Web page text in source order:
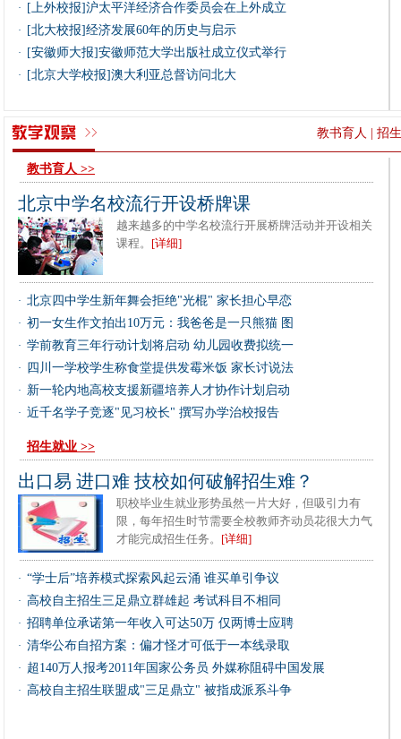
· [上外校报]沪太平洋经济合作委员会在上外成立
· [北大校报]经济发展60年的历史与启示
· [安徽师大报]安徽师范大学出版社成立仪式举行
· [北京大学校报]澳大利亚总督访问北大
教书育人 招
教书育人 >>
北京中学名校流行开设桥牌课
越来越多的中学名校流行开展桥牌活动并开设相关
课程。 [详细]
· 北京四中学生新年舞会拒绝"光棍" 家长担心早恋
· 初一女生作文拍出10万元：我爸爸是一只熊猫 图
· 学前教育三年行动计划将启动 幼儿园收费拟统一
· 四川一学校学生称食堂提供发霉米饭 家长讨说法
· 新一轮内地高校支援新疆培养人才协作计划启动
· 近千名学子竞逐"见习校长" 撰写办学治校报告
招生就业 >>
出口易 进口难 技校如何破解招生难？
职校毕业生就业形势虽然一片大好，但吸引力有
限，每年招生时节需要全校教师齐动员花很大力气
才能完成招生任务。 [详细]
· “学士后”培养模式探索风起云涌 谁买单引争议
· 高校自主招生三足鼎立群雄起 考试科目不相同
· 招聘单位承诺第一年收入可达50万 仅两博士应聘
· 清华公布自招方案：偏才怪才可低于一本线录取
· 超140万人报考2011年国家公务员 外媒称阻碍中国发展
· 高校自主招生联盟成"三足鼎立" 被指成派系斗争